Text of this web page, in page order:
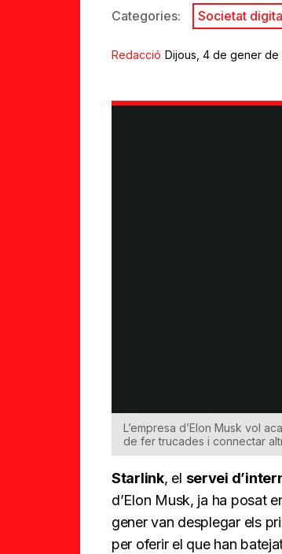
Categories: Societat
Redacció Dijous, 4 de gener de
L’empresa d’Elon Musk vol
de fer trucades i connectar
Starlink, el servei
d’Elon Musk, ja ha posat
gener van desplegar els
per oferir el que han